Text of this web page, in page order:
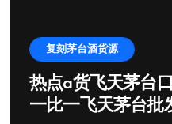
复刻茅台酒货源
热点a货飞天茅台
一比一飞天茅台批